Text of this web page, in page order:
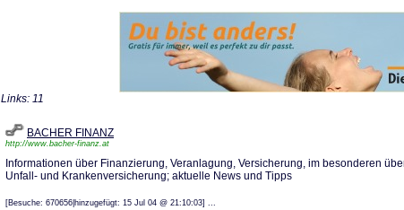
Links: 11
BACHER FINANZ
http://www.bacher-finanz.at
Informationen über Finanzierung, Veranlagung, Versicherung, im besonderen
Unfall- und Krankenversicherung; aktuelle News und Tipps
[Besuche: 670656|hinzugefügt: 15 Jul 04 @ 21:10:03] ...